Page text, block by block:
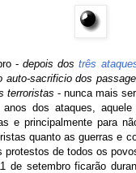
-depois dostrês
sacrificio dos
terroristas - nunca mais
anos dos ataques,
e principalmente para
quanto as guerras e
de todos os
de setembro ficarão